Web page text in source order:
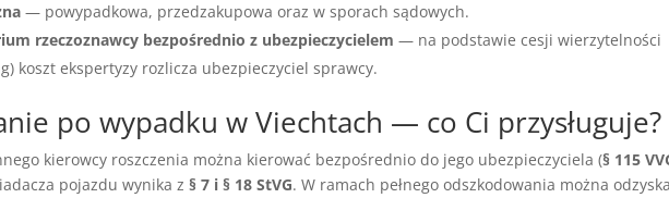
— powypadkowa, przedzakupowa oraz w sporach sądowych.
rzeczoznawcy bezpośrednio z ubezpieczycielem — na podstawie cesji wierzytelności
koszt ekspertyzy rozlicza ubezpieczyciel sprawcy.
po wypadku w Viechtach — co Ci przysługuje?
kierowcy roszczenia można kierować bezpośrednio do jego ubezpieczyciela (§ 115
pojazdu wynika z§ 7 i § 18 StVG. W ramach pełnego odszkodowania można